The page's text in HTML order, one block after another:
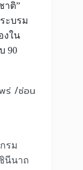
าติ”
ะบรม
งใน
90
ร่ /ซ่อน
รม
นีนาถ